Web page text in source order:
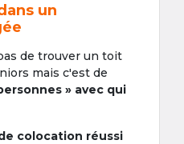
un
de trouver un toit
mais c'est de
» avec qui
colocation réussi